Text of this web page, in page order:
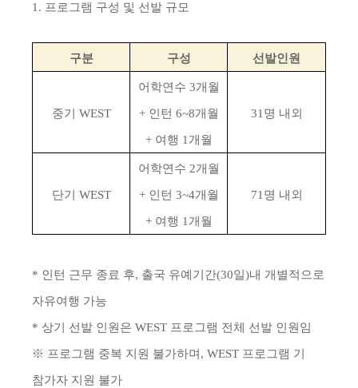
1. 프로그램 구성 및 선발 규모
구분 구성 선발인원
중기 WEST
어학연수 3개월
+ 인턴 6~8개월
+ 여행 1 개월
31 명 내외
단기 WEST
어학연수 2개월
+ 인턴 3~4개월
+ 여행 1 개월
71 명 내외
* 인턴 근무 종료 후, 출국 유예기간(30일)내 개별적으로
자유여행 가능
* 상기 선발 인원은 WEST 프로그램 전체 선발 인원임
※ 프로그램 중복 지원 불가하며 , WEST 프로그램 기
참가자 지원 불가